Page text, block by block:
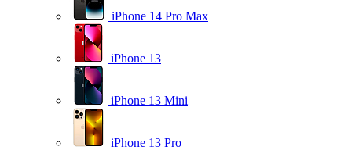
iPhone 14 Pro Max
iPhone 13
iPhone 13 Mini
iPhone 13 Pro